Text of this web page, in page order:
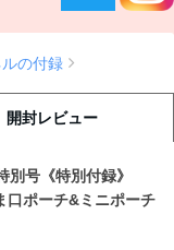
ルの付録
開封レビュー
別号《特別付録》
口ポーチ&ミニポーチ